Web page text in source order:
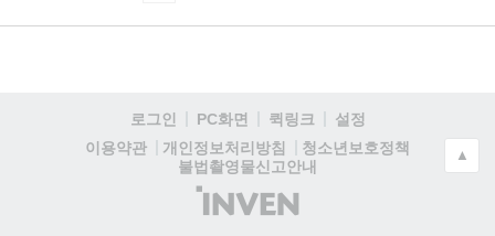
로그인 PC화면 퀵링크
설정
이용약관
개인정보처리방침
청소년보호정책
불법촬영물신고안내
(주)
인
▲